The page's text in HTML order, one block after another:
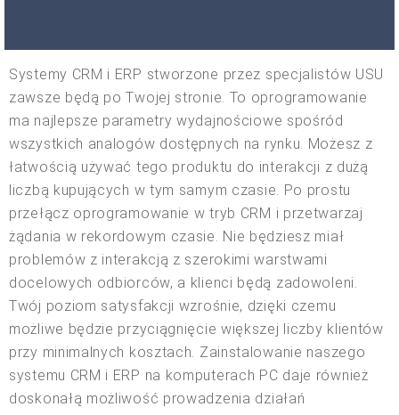
Systemy CRM i ERP stworzone przez specjalistów USU
zawsze będą po Twojej stronie. To oprogramowanie
ma najlepsze parametry wydajnościowe spośród
wszystkich analogów dostępnych na rynku. Możesz z
łatwością używać tego produktu do interakcji z dużą
liczbą kupujących w tym samym czasie. Po prostu
przełącz oprogramowanie w tryb CRM i przetwarzaj
żądania w rekordowym czasie. Nie będziesz miał
problemów z interakcją z szerokimi warstwami
docelowych odbiorców, a klienci będą zadowoleni.
Twój poziom satysfakcji wzrośnie, dzięki czemu
możliwe będzie przyciągnięcie większej liczby klientów
przy minimalnych kosztach. Zainstalowanie naszego
systemu CRM i ERP na komputerach PC daje również
doskonałą możliwość prowadzenia działań